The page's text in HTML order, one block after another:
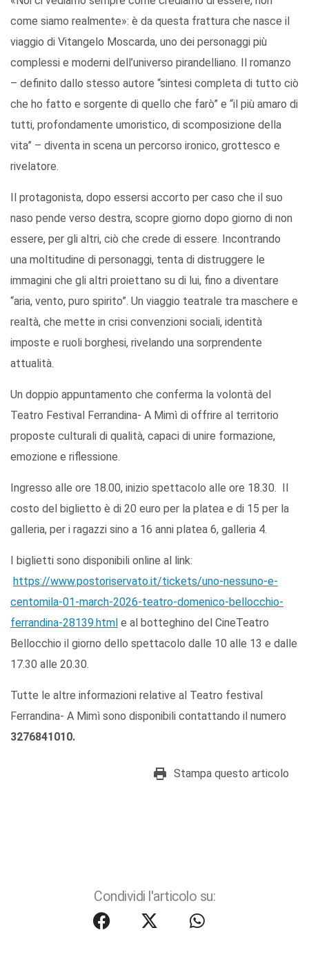
come siamo realmente»: è da questa frattura che nasce il
viaggio di Vitangelo Moscarda, uno dei personaggi più
complessi e moderni dell’universo pirandelliano. Il romanzo
– definito dallo stesso autore “sintesi completa di tutto ciò
che ho fatto e sorgente di quello che farò” e “il più amaro di
tutti, profondamente umoristico, di scomposizione della
vita” – diventa in scena un percorso ironico, grottesco e
rivelatore.
Il protagonista, dopo essersi accorto per caso che il suo
naso pende verso destra, scopre giorno dopo giorno di non
essere, per gli altri, ciò che crede di essere. Incontrando
una moltitudine di personaggi, tenta di distruggere le
immagini che gli altri proiettano su di lui, fino a diventare
“aria, vento, puro spirito”. Un viaggio teatrale tra maschere e
realtà, che mette in crisi convenzioni sociali, identità
imposte e ruoli borghesi, rivelando una sorprendente
attualità.
Un doppio appuntamento che conferma la volontà del
Teatro Festival Ferrandina- A Mimì di offrire al territorio
proposte culturali di qualità, capaci di unire formazione,
emozione e riflessione.
Ingresso alle ore 18.00, inizio spettacolo alle ore 18.30. Il
costo del biglietto è di 20 euro per la platea e di 15 per la
galleria, per i ragazzi sino a 16 anni platea 6, galleria 4.
I biglietti sono disponibili online al link:
https://www.postoriservato.it/tickets/uno-nessuno-e-
centomila-01-march-2026-teatro-domenico-bellocchio-
ferrandina-28139.html e al botteghino del CineTeatro
Bellocchio il giorno dello spettacolo dalle 10 alle 13 e dalle
17.30 alle 20.30.
Tutte le altre informazioni relative al Teatro festival
Ferrandina- A Mimì sono disponibili contattando il numero
3276841010.
Stampa questo articolo
Condividi l'articolo su: